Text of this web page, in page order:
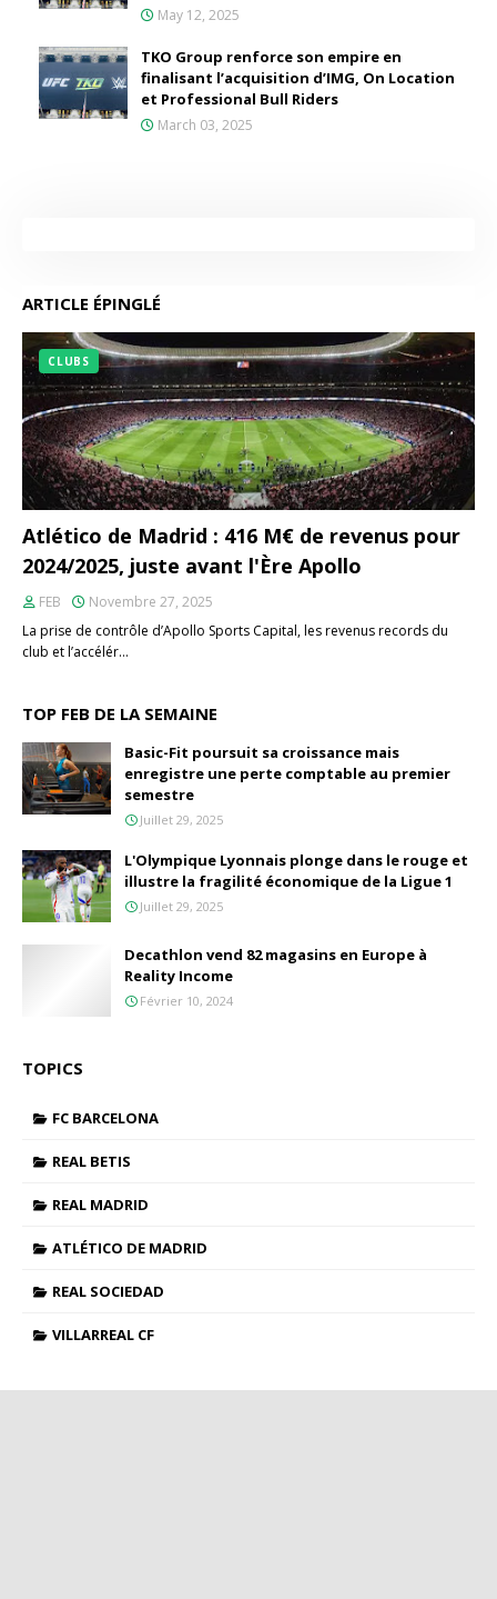
May 12, 2025
TKO Group renforce son empire en
finalisant l’acquisition d’IMG, On Location
et Professional Bull Riders
March 03, 2025
ARTICLE ÉPINGLÉ
CLUBS
Atlético de Madrid : 416 M€ de revenus pour
2024/2025, juste avant l'Ère Apollo
FEB
Novembre 27, 2025
La prise de contrôle d’Apollo Sports Capital, les revenus records du
club et l’accélér…
TOP FEB DE LA SEMAINE
Basic-Fit poursuit sa croissance mais
enregistre une perte comptable au premier
semestre
Juillet 29, 2025
L'Olympique Lyonnais plonge dans le rouge et
illustre la fragilité économique de la Ligue 1
Juillet 29, 2025
Decathlon vend 82 magasins en Europe à
Reality Income
Février 10, 2024
TOPICS
FC BARCELONA
REAL BETIS
REAL MADRID
ATLÉTICO DE MADRID
REAL SOCIEDAD
VILLARREAL CF